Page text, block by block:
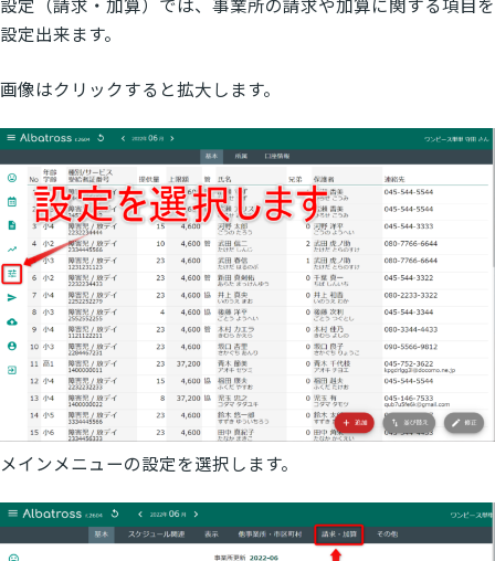
設定（請求・加算）では、事業所の請求や加算に関する項目を
設定出来ます。
画像はクリックすると拡大します。
メインメニューの設定を選択します。